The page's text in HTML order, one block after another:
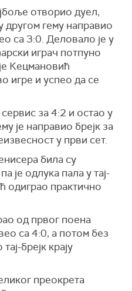
отворио дуел,
гему направио
са 3:0. Деловало је у
играч потпуно
Кецмановић
игре и успео да се
за 4:2 и остао у
је направио брејк за
у први сет.
била су
је одлука пала у тај-
одиграо практично
од првог поена
са 4:0, а потом без
брејк крају
преокрета